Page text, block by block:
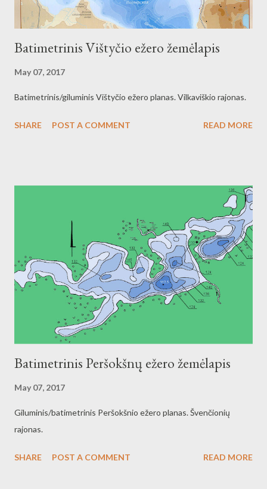
Batimetrinis Vištyčio ežero žemėlapis
May 07, 2017
Batimetrinis/giluminis Vištyčio ežero planas. Vilkaviškio rajonas.
SHARE POST A COMMENT READ MORE
Batimetrinis Peršokšnų ežero žemėlapis
May 07, 2017
Giluminis/batimetrinis Peršokšnio ežero planas. Švenčionių
rajonas.
SHARE POST A COMMENT READ MORE